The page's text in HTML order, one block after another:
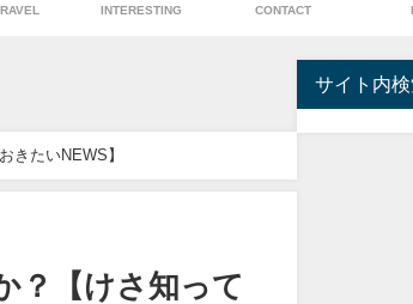
INTERESTING CONTACT
きたいNEWS】
？【けさ知って
サイト内検